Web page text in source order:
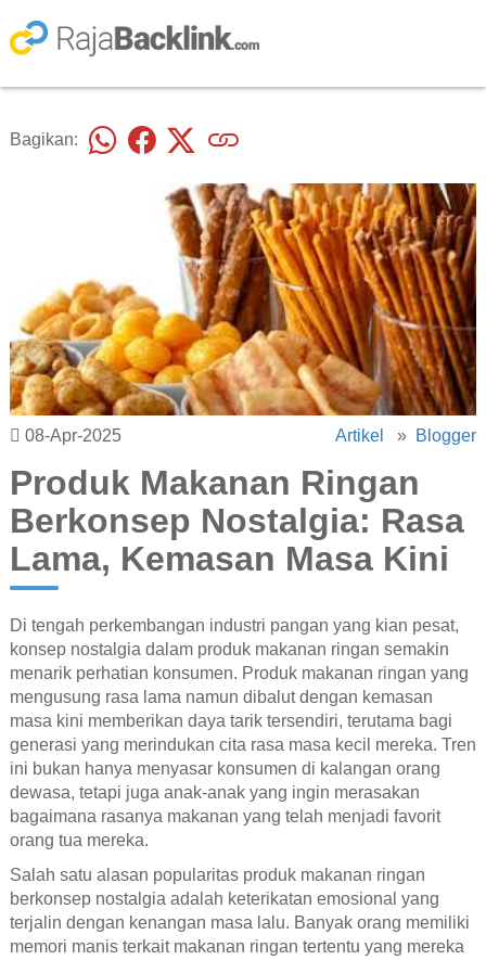
Bagikan:
08-Apr-2025 Artikel » Blogger
Produk Makanan Ringan
Berkonsep Nostalgia: Rasa
Lama, Kemasan Masa Kini
Di tengah perkembangan industri pangan yang kian pesat,
konsep nostalgia dalam produk makanan ringan semakin
menarik perhatian konsumen. Produk makanan ringan yang
mengusung rasa lama namun dibalut dengan kemasan
masa kini memberikan daya tarik tersendiri, terutama bagi
generasi yang merindukan cita rasa masa kecil mereka. Tren
ini bukan hanya menyasar konsumen di kalangan orang
dewasa, tetapi juga anak-anak yang ingin merasakan
bagaimana rasanya makanan yang telah menjadi favorit
orang tua mereka.
Salah satu alasan popularitas produk makanan ringan
berkonsep nostalgia adalah keterikatan emosional yang
terjalin dengan kenangan masa lalu. Banyak orang memiliki
memori manis terkait makanan ringan tertentu yang mereka